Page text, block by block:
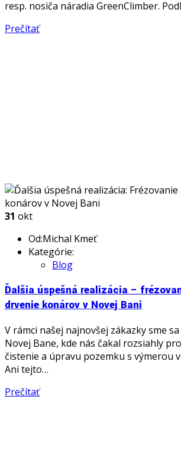
resp. nosiča náradia GreenClimber.
Prečítať
31 okt
Od:Michal Kmeť
Kategórie:
Blog
Ďalšia úspešná realizácia –
drvenie konárov v Novej Bani
V rámci našej najnovšej zákazky sme
Novej Bane, kde nás čakal rozsiahly
čistenie a úpravu pozemku s výmerou
Ani tejto…
Prečítať